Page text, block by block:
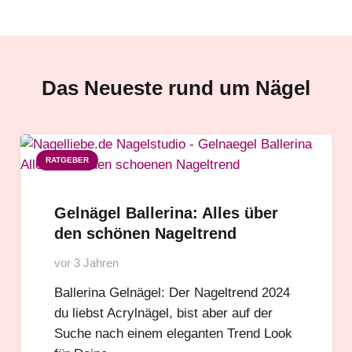
Das Neueste rund um Nägel
RATGEBER
Gelnägel Ballerina: Alles über
den schönen Nageltrend
vor 3 Jahren
Ballerina Gelnägel: Der Nageltrend 2024
du liebst Acrylnägel, bist aber auf der
Suche nach einem eleganten Trend Look